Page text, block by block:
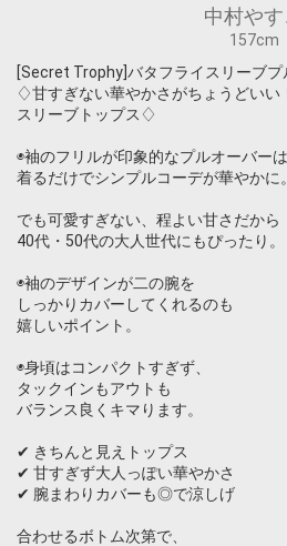
中村やす
157cm
[Secret Trophy]バタフライスリーブプ
♢甘すぎない華やかさがちょうどいい
スリーブトップス♢
◉袖のフリルが印象的なプルオーバーは
着るだけでシンプルコーデが華やかに。
でも可愛すぎない、程よい甘さだから
40代・50代の大人世代にもぴったり。
◉袖のデザインが二の腕を
しっかりカバーしてくれるのも
嬉しいポイント。
◉身頃はコンパクトすぎず、
タックインもアウトも
バランス良くキマります。
✔ きちんと見えトップス
✔ 甘すぎず大人っぽい華やかさ
✔ 腕まわりカバーも◎で涼しげ
合わせるボトム次第で、